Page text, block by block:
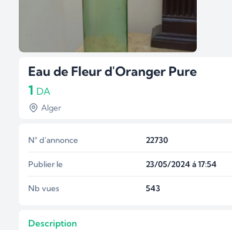
Eau de Fleur d'Oranger Pure
1 DA
Alger
N° d'annonce 22730
Publier le 23/05/2024 á 17:54
Nb vues 543
Description